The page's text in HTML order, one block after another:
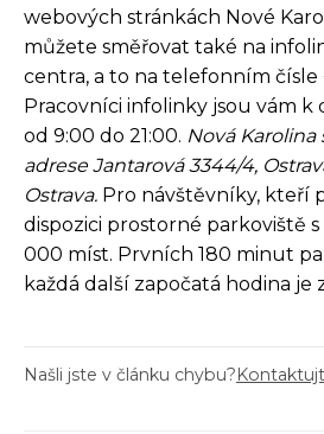
webových stránkách Nové
můžete směřovat také na
centra, a to na telefonním čísle
Pracovníci infolinky jsou vám k
od 9:00 do 21:00. Nová Karolina
adrese Jantarová 3344/4,
Ostrava. Pro návštěvníky, kteří
dispozici prostorné parkoviště
000 míst. Prvních 180 minut
každá další započatá hodina je
Našli jste v článku chybu?